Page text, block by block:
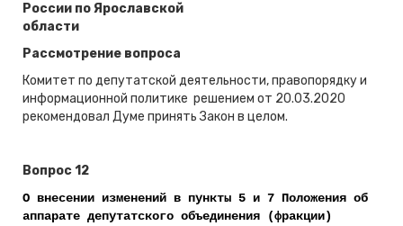
России по Ярославской
области
Рассмотрение вопроса
Комитет по депутатской деятельности, правопорядку и
информационной политике решением от 20.03.2020
рекомендовал Думе принять Закон в целом.
Вопрос 12
О внесении изменений в пункты 5 и 7 Положения об
аппарате депутатского объединения (фракции)